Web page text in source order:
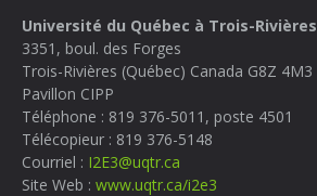
Université du Québec à Trois-Rivières
3351, boul. des Forges
Trois-Rivières (Québec) Canada G8Z 4M3
Pavillon CIPP
Téléphone : 819 376-5011, poste 4501
Télécopieur : 819 376-5148
Courriel : I2E3@uqtr.ca
Site Web : www.uqtr.ca/i2e3